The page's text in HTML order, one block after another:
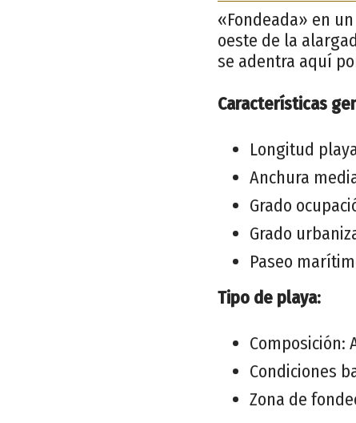
«Fondeada» en
oeste de la
se adentra aquí
Características
Longitud
Anchura
Grado
Grado
Paseo
Tipo de playa:
Composición:
Condiciones
Zona de